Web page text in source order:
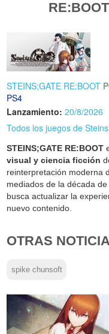
RE:BOOT
STEINS;GATE RE:BOOT
PS4
Lanzamiento: 20/8/2026
Todos los juegos de
STEINS;GATE RE:BOOT
visual y ciencia ficción
reinterpretación moderna
mediados de la década
busca actualizar la
nuevo contenido.
OTRAS
spike chunsoft